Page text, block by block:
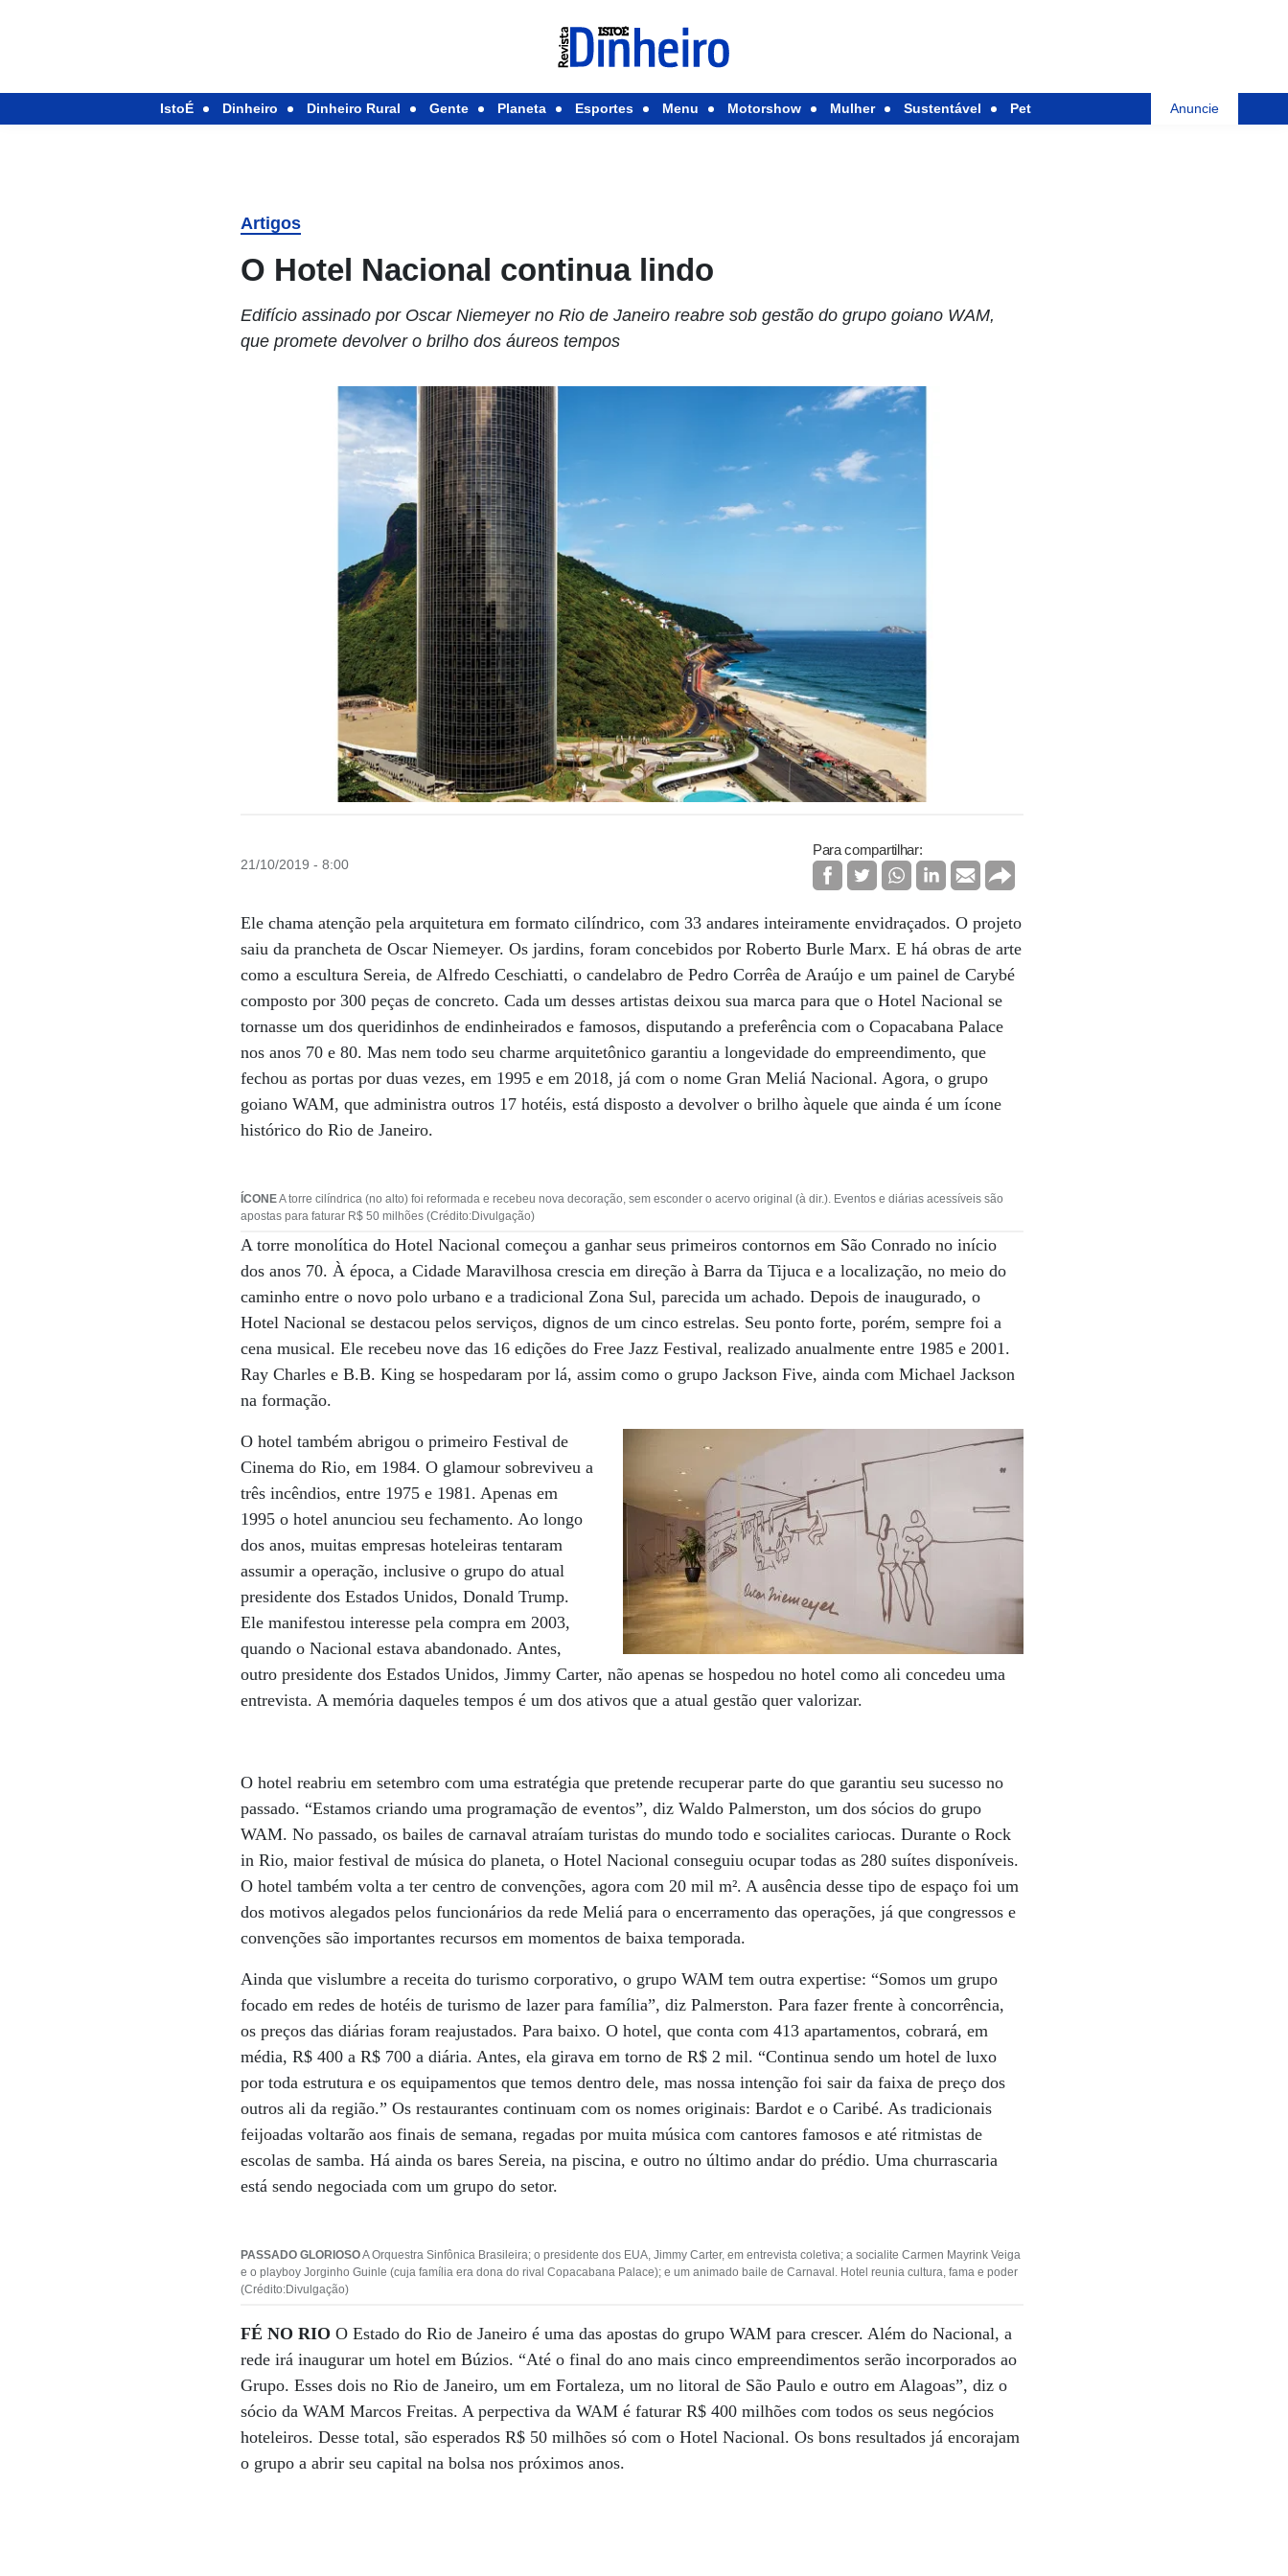
IstoÉ Dinheiro Dinheiro Rural Gente Planeta Esportes Menu Motorshow Mulher Sustentável Pet Anuncie
Artigos
O Hotel Nacional continua lindo
Edifício assinado por Oscar Niemeyer no Rio de Janeiro reabre sob gestão do grupo goiano WAM,
que promete devolver o brilho dos áureos tempos
21/10/2019 - 8:00
Para compartilhar:
Ele chama atenção pela arquitetura em formato cilíndrico, com 33 andares inteiramente envidraçados. O projeto
saiu da prancheta de Oscar Niemeyer. Os jardins, foram concebidos por Roberto Burle Marx. E há obras de arte
como a escultura Sereia, de Alfredo Ceschiatti, o candelabro de Pedro Corrêa de Araújo e um painel de Carybé
composto por 300 peças de concreto. Cada um desses artistas deixou sua marca para que o Hotel Nacional se
tornasse um dos queridinhos de endinheirados e famosos, disputando a preferência com o Copacabana Palace
nos anos 70 e 80. Mas nem todo seu charme arquitetônico garantiu a longevidade do empreendimento, que
fechou as portas por duas vezes, em 1995 e em 2018, já com o nome Gran Meliá Nacional. Agora, o grupo
goiano WAM, que administra outros 17 hotéis, está disposto a devolver o brilho àquele que ainda é um ícone
histórico do Rio de Janeiro.
ÍCONEA torre cilíndrica (no alto) foi reformada e recebeu nova decoração, sem esconder o acervo original (à dir.). Eventos e diárias acessíveis são
apostas para faturar R$ 50 milhões (Crédito:Divulgação)
A torre monolítica do Hotel Nacional começou a ganhar seus primeiros contornos em São Conrado no início
dos anos 70. À época, a Cidade Maravilhosa crescia em direção à Barra da Tijuca e a localização, no meio do
caminho entre o novo polo urbano e a tradicional Zona Sul, parecida um achado. Depois de inaugurado, o
Hotel Nacional se destacou pelos serviços, dignos de um cinco estrelas. Seu ponto forte, porém, sempre foi a
cena musical. Ele recebeu nove das 16 edições do Free Jazz Festival, realizado anualmente entre 1985 e 2001.
Ray Charles e B.B. King se hospedaram por lá, assim como o grupo Jackson Five, ainda com Michael Jackson
na formação.
O hotel também abrigou o primeiro Festival de
Cinema do Rio, em 1984. O glamour sobreviveu a
três incêndios, entre 1975 e 1981. Apenas em
1995 o hotel anunciou seu fechamento. Ao longo
dos anos, muitas empresas hoteleiras tentaram
assumir a operação, inclusive o grupo do atual
presidente dos Estados Unidos, Donald Trump.
Ele manifestou interesse pela compra em 2003,
quando o Nacional estava abandonado. Antes,
outro presidente dos Estados Unidos, Jimmy Carter, não apenas se hospedou no hotel como ali concedeu uma
entrevista. A memória daqueles tempos é um dos ativos que a atual gestão quer valorizar.
O hotel reabriu em setembro com uma estratégia que pretende recuperar parte do que garantiu seu sucesso no
passado. “Estamos criando uma programação de eventos”, diz Waldo Palmerston, um dos sócios do grupo
WAM. No passado, os bailes de carnaval atraíam turistas do mundo todo e socialites cariocas. Durante o Rock
in Rio, maior festival de música do planeta, o Hotel Nacional conseguiu ocupar todas as 280 suítes disponíveis.
O hotel também volta a ter centro de convenções, agora com 20 mil m². A ausência desse tipo de espaço foi um
dos motivos alegados pelos funcionários da rede Meliá para o encerramento das operações, já que congressos e
convenções são importantes recursos em momentos de baixa temporada.
Ainda que vislumbre a receita do turismo corporativo, o grupo WAM tem outra expertise: “Somos um grupo
focado em redes de hotéis de turismo de lazer para família”, diz Palmerston. Para fazer frente à concorrência,
os preços das diárias foram reajustados. Para baixo. O hotel, que conta com 413 apartamentos, cobrará, em
média, R$ 400 a R$ 700 a diária. Antes, ela girava em torno de R$ 2 mil. “Continua sendo um hotel de luxo
por toda estrutura e os equipamentos que temos dentro dele, mas nossa intenção foi sair da faixa de preço dos
outros ali da região.” Os restaurantes continuam com os nomes originais: Bardot e o Caribé. As tradicionais
feijoadas voltarão aos finais de semana, regadas por muita música com cantores famosos e até ritmistas de
escolas de samba. Há ainda os bares Sereia, na piscina, e outro no último andar do prédio. Uma churrascaria
está sendo negociada com um grupo do setor.
PASSADO GLORIOSOA Orquestra Sinfônica Brasileira; o presidente dos EUA, Jimmy Carter, em entrevista coletiva; a socialite Carmen Mayrink Veiga
e o playboy Jorginho Guinle (cuja família era dona do rival Copacabana Palace); e um animado baile de Carnaval. Hotel reunia cultura, fama e poder
(Crédito:Divulgação)
FÉ NO RIO O Estado do Rio de Janeiro é uma das apostas do grupo WAM para crescer. Além do Nacional, a
rede irá inaugurar um hotel em Búzios. “Até o final do ano mais cinco empreendimentos serão incorporados ao
Grupo. Esses dois no Rio de Janeiro, um em Fortaleza, um no litoral de São Paulo e outro em Alagoas”, diz o
sócio da WAM Marcos Freitas. A perpectiva da WAM é faturar R$ 400 milhões com todos os seus negócios
hoteleiros. Desse total, são esperados R$ 50 milhões só com o Hotel Nacional. Os bons resultados já encorajam
o grupo a abrir seu capital na bolsa nos próximos anos.